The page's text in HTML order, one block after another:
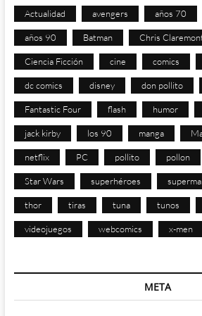
Actualidad avengers años 70
años 90 Batman Chris
Ciencia Ficción cine comics
dc comics disney don pollito
Fantastic Four flash humor
jack kirby los 90 manga
netflix PC pollito pollon
Star Wars superhéroes
thor tiras tuna tunos
videojuegos webcomics x-men
META